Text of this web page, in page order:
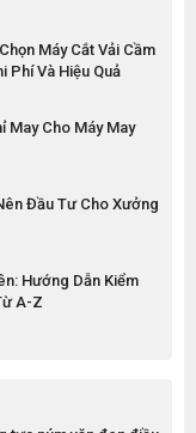
Máy Cắt Vải Cầm
Phí Và Hiệu Quả
May Cho Máy May
Đầu Tư Cho Xưởng
Hướng Dẫn Kiểm
A-Z